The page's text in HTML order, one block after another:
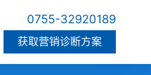
0755-32920189
获取营销诊断方案